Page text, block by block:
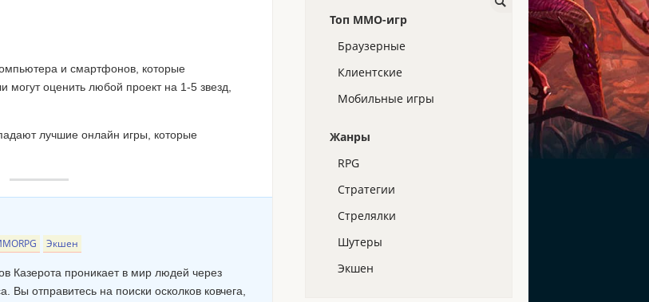
и смартфонов, которые
могут оценить любой проект на 1-5 звезд,
лучшие онлайн игры, которые
Экшен
Казерота проникает в мир людей через
Вы отправитесь на поиски осколков ковчега,
Топ ММО-игр
Браузерные
Клиентские
Мобильные игры
Жанры
RPG
Стратегии
Стрелялки
Шутеры
Экшен